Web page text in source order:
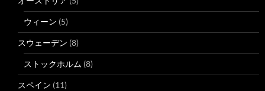
ウィーン (5)
スウェーデン (8)
ストックホルム (8)
スペイン (11)